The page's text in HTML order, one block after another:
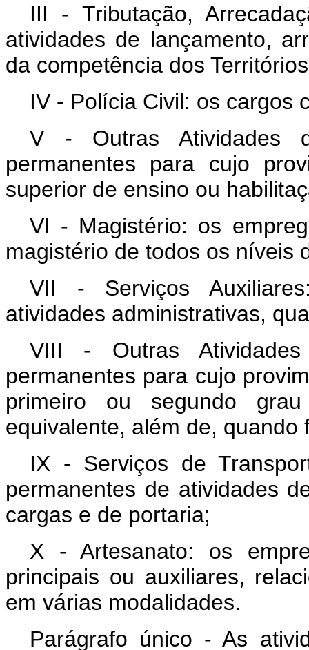
III - Tributação,
atividades de lançamento,
da competência dos
IV - Polícia Civil: os cargos
V - Outras Atividades
permanentes para cujo
superior de ensino ou
VI - Magistério: os
magistério de todos os níveis
VII - Serviços
atividades administrativas,
VIII - Outras
permanentes para cujo
primeiro ou segundo
equivalente, além de,
IX - Serviços de
permanentes de atividades
cargas e de portaria;
X - Artesanato: os
principais ou auxiliares,
em várias modalidades.
Parágrafo único - As